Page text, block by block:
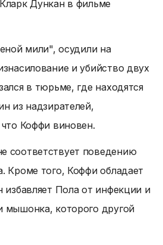
Дункан в фильме
мили", осудили на
и убийство двух
в тюрьме, где находятся
из надзирателей,
Коффи виновен.
соответствует поведению
Кроме того, Коффи обладает
избавляет Пола от инфекции и
мышонка, которого другой